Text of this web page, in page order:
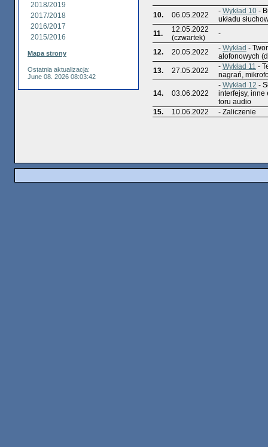
2018/2019
2017/2018
2016/2017
2015/2016
Mapa strony
Ostatnia aktualizacja:
June 08. 2026 08:03:42
10. 06.05.2022 - Wykład 10 -
układu
11.
12.05.2022
(czwartek)
-
12. 20.05.2022 - Wykład -
alofonowych
13.
27.05.2022 - Wykład 11 -
nagrań,
14. 03.06.2022
- Wykład 12 -
interfejsy, inne
toru audio
15.
10.06.2022 - Zaliczenie